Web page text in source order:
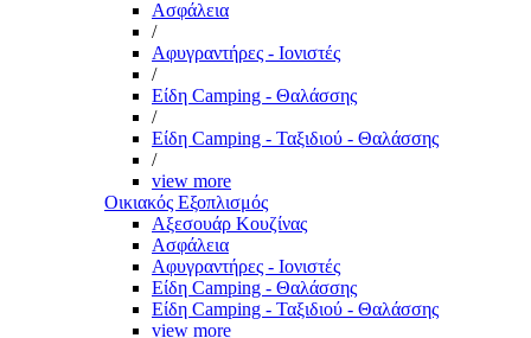
Ασφάλεια
/
Αφυγραντήρες - Ιονιστές
/
Είδη Camping - Θαλάσσης
/
Είδη Camping - Ταξιδιού - Θαλάσσης
/
view more
Οικιακός Εξοπλισμός
Αξεσουάρ Κουζίνας
Ασφάλεια
Αφυγραντήρες - Ιονιστές
Είδη Camping - Θαλάσσης
Είδη Camping - Ταξιδιού - Θαλάσσης
view more